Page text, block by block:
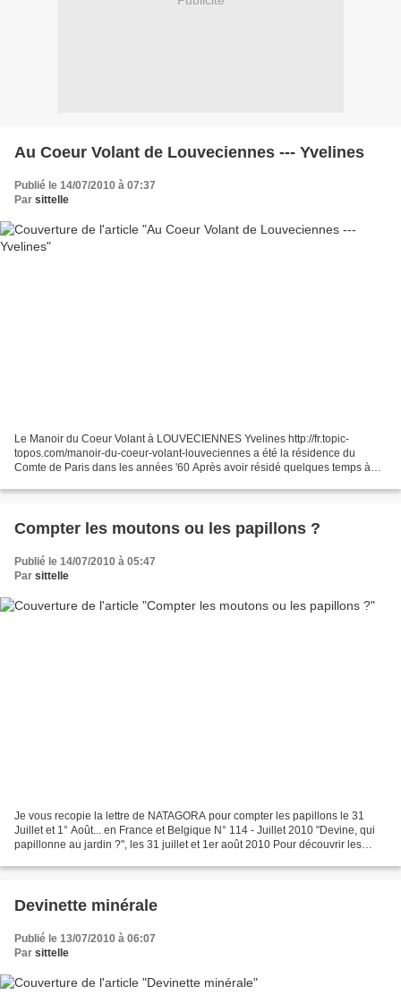
Au Coeur Volant de Louveciennes --- Yvelines
Publié le 14/07/2010 à 07:37
Par sittelle
Le Manoir du Coeur Volant à LOUVECIENNES Yvelines http://fr.topic-
topos.com/manoir-du-coeur-volant-louveciennes a été la résidence du
Comte de Paris dans les années '60 Après avoir résidé quelques temps à
Compter les moutons ou les papillons ?
Publié le 14/07/2010 à 05:47
Par sittelle
Je vous recopie la lettre de NATAGORA pour compter les papillons le 31
Juillet et 1° Août... en France et Belgique N° 114 - Juillet 2010 "Devine, qui
papillonne au jardin ?", les 31 juillet et 1er août 2010 Pour découvrir les
Devinette minérale
Publié le 13/07/2010 à 06:07
Par sittelle